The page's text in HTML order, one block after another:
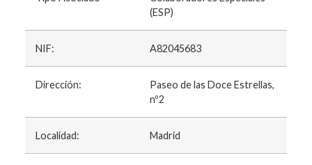
(ESP)
NIF: A82045683
Dirección:
Paseo de las Doce Estrellas,
nº2
Localidad: Madrid